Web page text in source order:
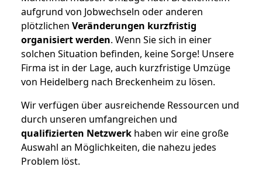
aufgrund von Jobwechseln oder anderen
plötzlichen Veränderungen kurzfristig
organisiert werden. Wenn Sie sich in einer
solchen Situation befinden, keine Sorge! Unsere
Firma ist in der Lage, auch kurzfristige Umzüge
von Heidelberg nach Breckenheim zu lösen.
Wir verfügen über ausreichende Ressourcen und
durch unseren umfangreichen und
qualifizierten Netzwerk haben wir eine große
Auswahl an Möglichkeiten, die nahezu jedes
Problem löst.